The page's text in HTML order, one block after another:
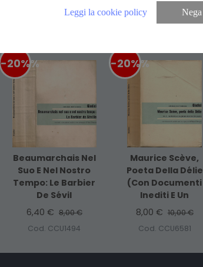
Articoli suggeriti
-20%%
Beaumarchais Nel
Suo E Nel Nostro
Tempo: Le Barbier
De Sévil
6,40 € 8,00 €
Cod. CCU1494
-20%%
Maurice Scève,
Poeta Della Délie
(Con Documenti
Inediti E Un
8,00 € 10,00 €
Cod. CCU6581
Leggi la cookie policy Nega